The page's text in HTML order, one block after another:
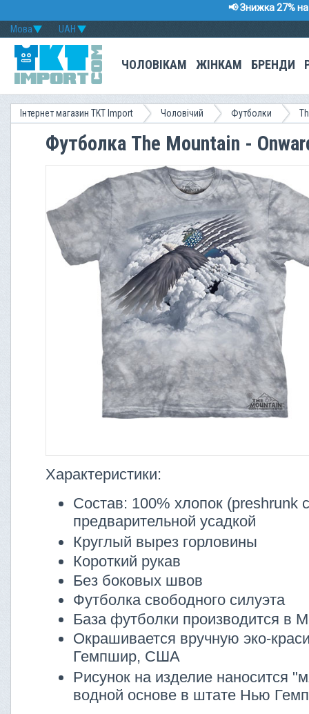
📢 Знижка 27%
UAH
Мова
ЧОЛОВІКАМ ЖІНКАМ БРЕНДИ
Інтернет магазин TKT Import Чоловічий Футболки
Футболка The Mountain -
Характеристики:
Состав: 100% хлопок (preshrunk
предварительной усадкой
Круглый вырез горловины
Короткий рукав
Без боковых швов
Футболка свободного силуэта
База футболки производится в
Окрашивается вручную эко-
Гемпшир, США
Рисунок на изделие наносится
водной основе в штате Нью